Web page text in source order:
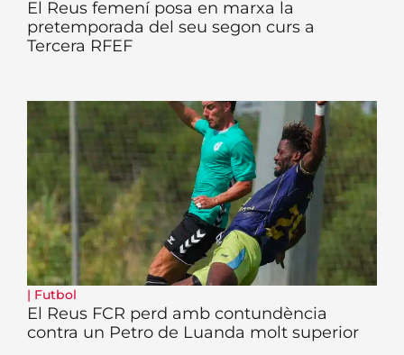
El Reus femení posa en marxa la
pretemporada del seu segon curs a
Tercera RFEF
| Futbol
El Reus FCR perd amb contundència
contra un Petro de Luanda molt superior